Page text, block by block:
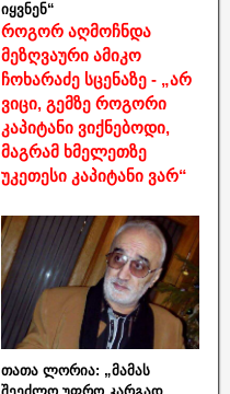
იყვნენ“
როგორ აღმოჩნდა
მეზღვაური ამიკო
ჩოხარაძე სცენაზე - „არ
ვიცი, გემზე როგორი
კაპიტანი ვიქნებოდი,
მაგრამ ხმელეთზე
უკეთესი კაპიტანი ვარ“
თათა ლორია: „მამას